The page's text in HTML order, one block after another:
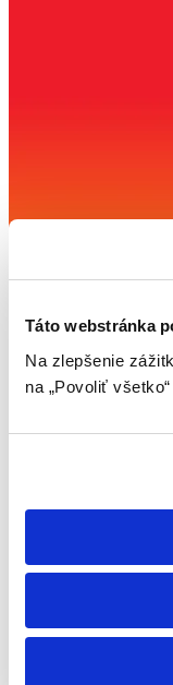
Táto webstránka
Na zlepšenie
na „Povoliť
sídlom v Budapešti.
ludí na celom svete.